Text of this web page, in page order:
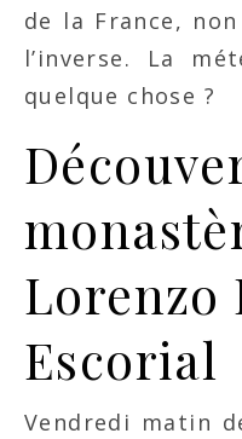
de la France,
l’inverse. La
quelque chose ?
Lorenzo
Escorial
Vendredi matin